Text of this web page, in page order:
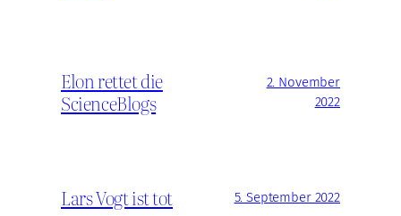
Elon rettet die
ScienceBlogs
2. November
2022
Lars Vogt ist tot 5. September 2022